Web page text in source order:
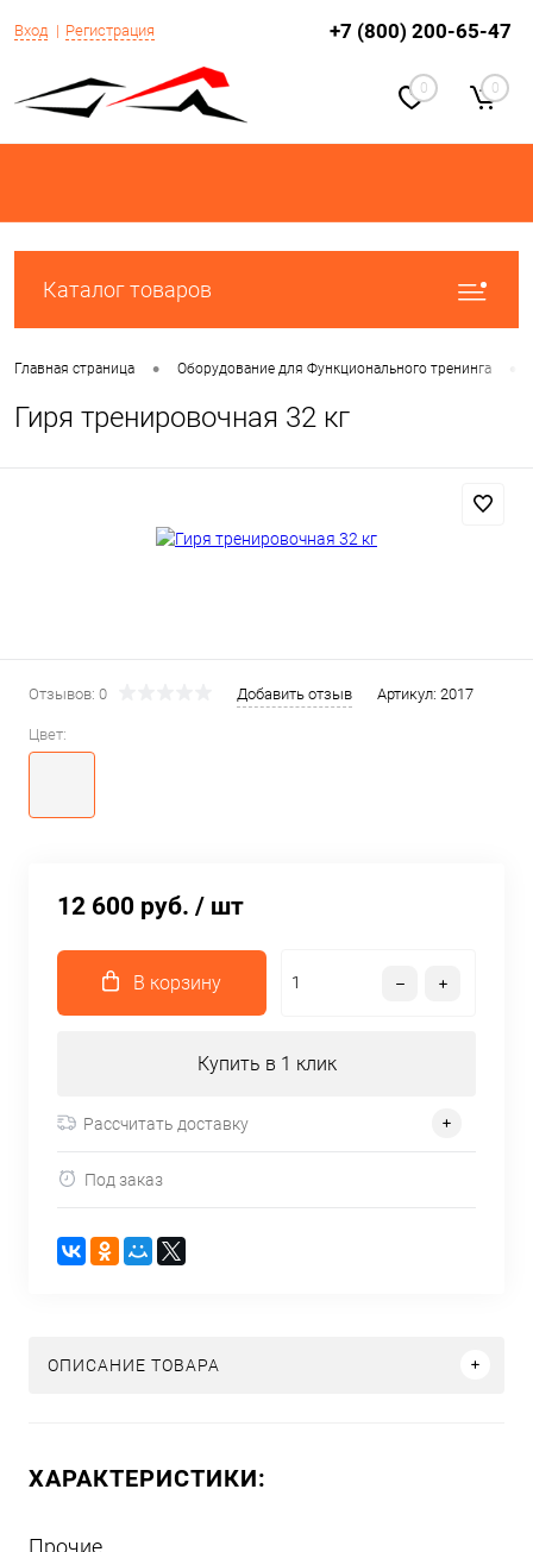
Вход Регистрация +7 (800) 200-65-47
0 0
Каталог товаров
Главная страница • Оборудование для Функционального тренинга
Гиря тренировочная 32 кг
Отзывов: 0 Добавить отзыв Артикул: 2017
Цвет:
12 600 руб. / шт
В корзину
Купить в 1 клик
Рассчитать доставку
Под заказ
ОПИСАНИЕ ТОВАРА
ХАРАКТЕРИСТИКИ:
Прочие